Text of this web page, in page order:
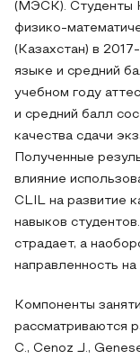
(МЭСК). Студенты
физико-
(Казахстан) в
языке и средний
учебном году
и средний балл
качества сдачи
Полученные
влияние
CLIL на развитие
навыков
страдает, а
направленность на
Компоненты
рассматриваются
C., Cenoz J.,